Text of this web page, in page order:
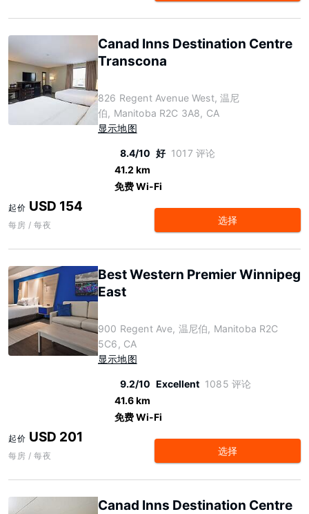
Canad Inns Destination Centre
Transcona
826 Regent Avenue West, 温尼
伯, Manitoba R2C 3A8, CA
显示地图
8.4/10 好 1017 评论
41.2 km
免费 Wi-Fi
起价 USD 154
每房 / 每夜 选择
Best Western Premier Winnipeg
East
900 Regent Ave, 温尼伯, Manitoba R2C
5C6, CA
显示地图
9.2/10 Excellent 1085 评论
41.6 km
免费 Wi-Fi
起价 USD 201
每房 / 每夜 选择
Canad Inns Destination Centre